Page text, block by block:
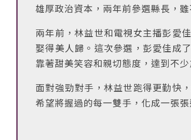
雄厚政治資本，兩年前參選縣長，
兩年前，林益世和電視女主播彭愛
娶得美人歸。這次參選，彭愛佳成
靠著甜美笑容和親切態度，達到不少
面對強勁對手，林益世跑得更勤快
希望將握過的每一雙手，化成一張